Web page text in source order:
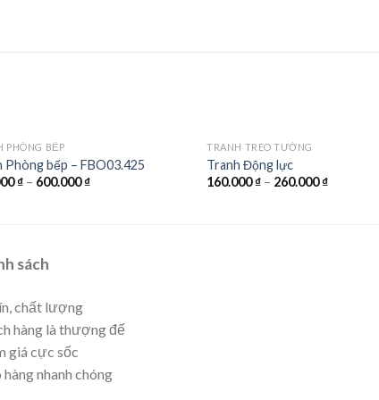
PHÒNG BẾP
Phòng bếp – FBO03.425
₫ – 600.000₫
TRANH TREO TƯỜNG
Tranh Động lực
160.000₫ – 260.000₫
sách
chất lượng
hàng là thượng đế
giá cực sốc
hàng nhanh chóng